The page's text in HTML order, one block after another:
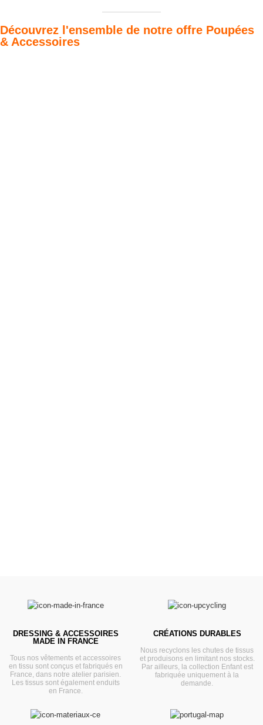
Découvrez l'ensemble de notre offre Poupées
& Accessoires
DRESSING & ACCESSOIRES
MADE IN FRANCE
Tous nos vêtements et accessoires
en tissu sont conçus et fabriqués en
France, dans notre atelier parisien.
Les tissus sont également enduits
en France.
CRÉATIONS DURABLES
Nous recyclons les chutes de tissus
et produisons en limitant nos stocks.
Par ailleurs, la collection Enfant est
fabriquée uniquement à la
demande.